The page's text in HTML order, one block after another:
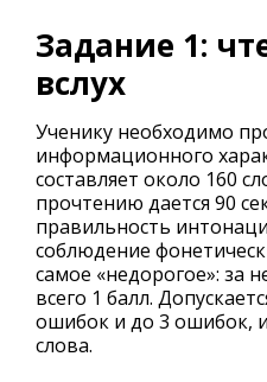
Задание 1:
вслух
Ученику необходимо
информационного
составляет около 160
прочтению дается 90
правильность
соблюдение
самое «недорогое»: за
всего 1 балл.
ошибок и до 3 ошибок,
слова.